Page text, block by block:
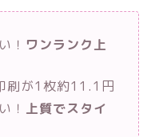
！ ワンランク上
刷が1枚約11.1円
！ 上質でスタイ